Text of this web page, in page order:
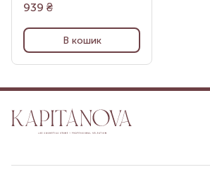
939 ₴
В кошик